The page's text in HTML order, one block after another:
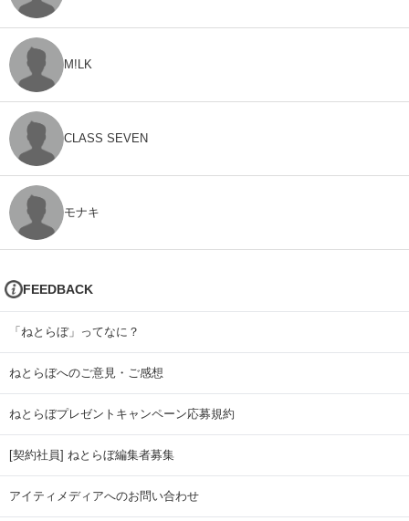
M!LK
CLASS SEVEN
モナキ
FEEDBACK
「ねとらぼ」ってなに？
ねとらぼへのご意見・ご感想
ねとらぼプレゼントキャンペーン応募規約
[契約社員] ねとらぼ編集者募集
アイティメディアへのお問い合わせ